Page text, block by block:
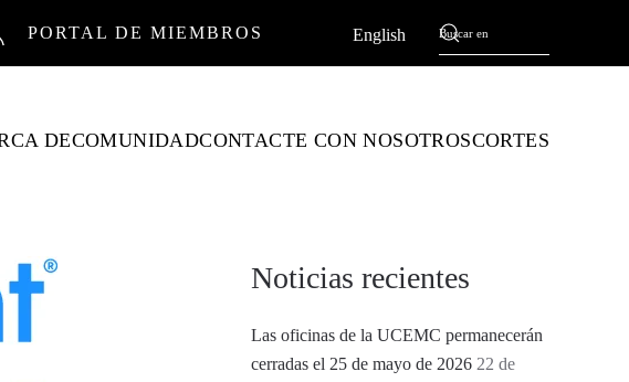
PORTAL DE MIEMBROS English
DECOMUNIDADCONTACTE CON NOSOTROSCORTES
Noticias recientes
Las oficinas de la UCEMC permanecerán
cerradas el 25 de mayo de 2026 22 de